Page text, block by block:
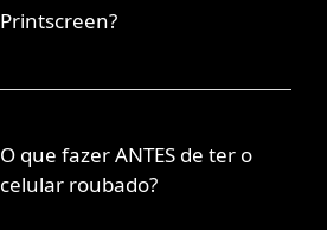
Printscreen?
O que fazer ANTES de ter o
celular roubado?